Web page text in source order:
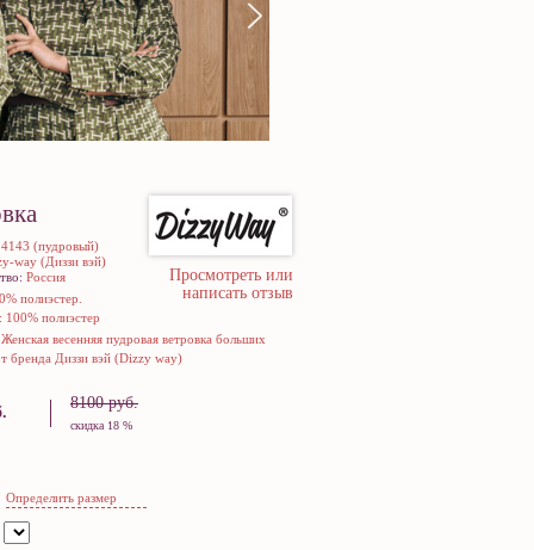
Просмотреть или
написать отзыв
(пудровый)
way (Диззи вэй)
Россия
полиэстер.
100% полиэстер
Женская весенняя пудровая ветровка больших
бренда Диззи вэй (Dizzy way)
8100 руб.
скидка 18 %
Определить размер